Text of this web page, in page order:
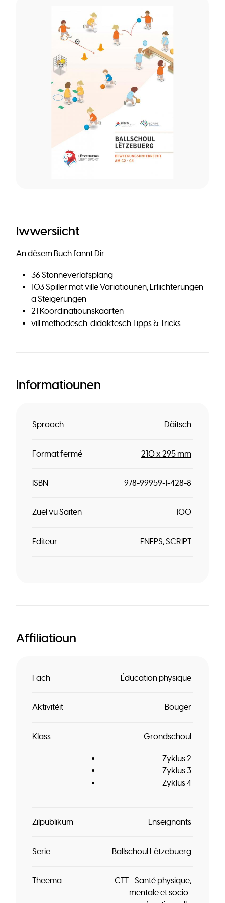
Iwwersiicht
An dësem Buch fannt Dir
36 Stonneverlafspläng
103 Spiller mat ville Variatiounen, Erliichterungen
a Steigerungen
21 Koordinatiounskaarten
vill methodesch-didaktesch Tipps & Tricks
Informatiounen
Sprooch Däitsch
Format fermé 210 x 295 mm
ISBN 978-99959-1-428-8
Zuel vu Säiten 100
Editeur ENEPS SCRIPT
Affiliatioun
Fach Éducation physique
Aktivitéit Bouger
Klass Grondschoul
Zyklus 2
Zyklus 3
Zyklus 4
Zilpublikum Enseignants
Serie Ballschoul Lëtzebuerg
Theema
CTT - Santé physique,
mentale et socio-